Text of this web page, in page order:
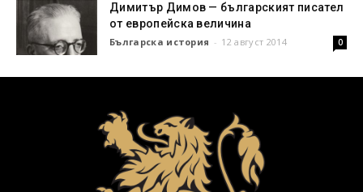
Димитър Димов — българският писател
от европейска величина
Българска история - 12 август 2014 0